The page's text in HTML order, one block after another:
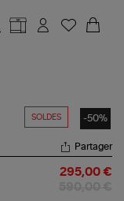
SOLDES -50%
Partager
295,00 €